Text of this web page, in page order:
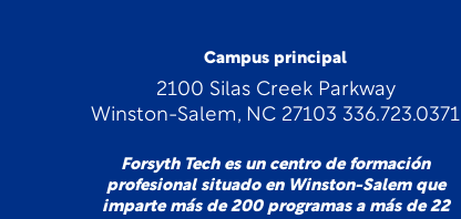
Campus principal
2100 Silas Creek Parkway
Winston-Salem, NC 27103 336.723.0371
Forsyth Tech es un centro de formación
profesional situado en Winston-Salem que
imparte más de 200 programas a más de 22